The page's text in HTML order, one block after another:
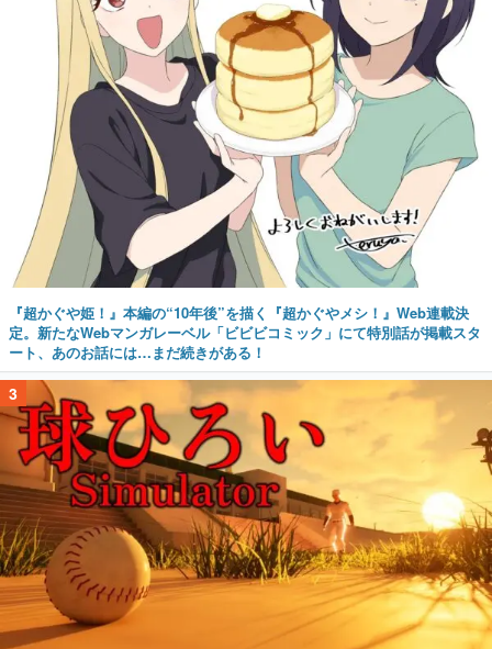
『超かぐや姫！』本編の“10年後”を描く『超かぐやメシ！』Web連載決
定。新たなWebマンガレーベル「ビビビコミック」にて特別話が掲載スタ
ート、あのお話には…まだ続きがある！
3